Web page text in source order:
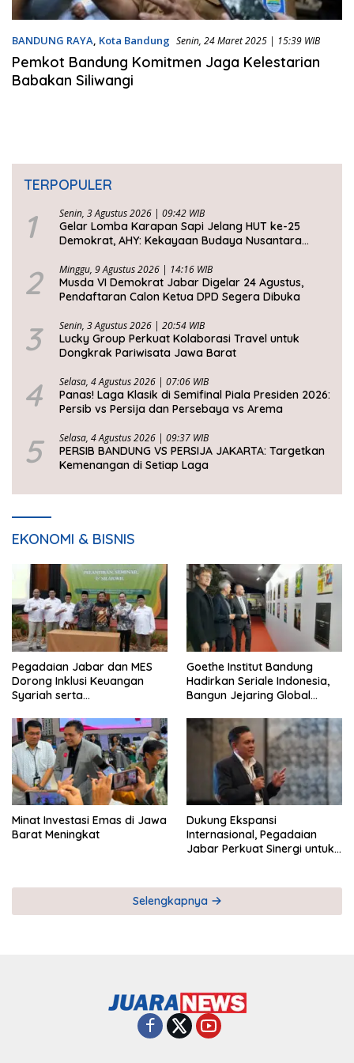
BANDUNG RAYA, Kota Bandung Senin, 24 Maret 2025 | 15:39 WIB
Pemkot Bandung Komitmen Jaga Kelestarian
Babakan Siliwangi
TERPOPULER
1 Senin, 3 Agustus 2026 | 09:42 WIB
Gelar Lomba Karapan Sapi Jelang HUT ke-25
Demokrat, AHY: Kekayaan Budaya Nusantara
2 Minggu, 9 Agustus 2026 | 14:16 WIB
Musda VI Demokrat Jabar Digelar 24 Agustus,
Pendaftaran Calon Ketua DPD Segera Dibuka
3 Senin, 3 Agustus 2026 | 20:54 WIB
Lucky Group Perkuat Kolaborasi Travel untuk
Dongkrak Pariwisata Jawa Barat
4 Selasa, 4 Agustus 2026 | 07:06 WIB
Panas! Laga Klasik di Semifinal Piala Presiden 2026:
Persib vs Persija dan Persebaya vs Arema
5 Selasa, 4 Agustus 2026 | 09:37 WIB
PERSIB BANDUNG VS PERSIJA JAKARTA: Targetkan
Kemenangan di Setiap Laga
EKONOMI & BISNIS
Pegadaian Jabar dan MES
Dorong Inklusi Keuangan
Syariah serta
Goethe Institut Bandung
Hadirkan Seriale Indonesia,
Bangun Jejaring Global
Minat Investasi Emas di Jawa
Barat Meningkat
Dukung Ekspansi
Internasional, Pegadaian
Jabar Perkuat Sinergi untuk
Selengkapnya